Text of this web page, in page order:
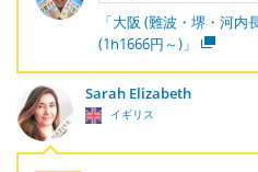
「大阪 (難波・堺・河
(1h1666円～)」
Sarah Elizabeth
イギリス